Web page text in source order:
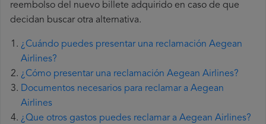
reembolso del nuevo billete adquirido en caso de que
decidan buscar otra alternativa.
¿Cuándo puedes presentar una reclamación Aegean
Airlines?
¿Cómo presentar una reclamación Aegean Airlines?
Documentos necesarios para reclamar a Aegean
Airlines
¿Que otros gastos puedes reclamar a Aegean Airlines?